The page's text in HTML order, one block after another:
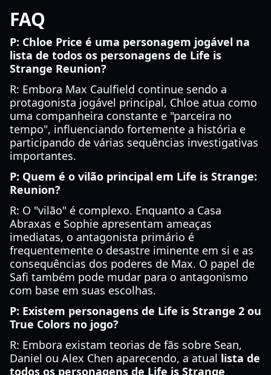
FAQ
P: Chloe Price é uma personagem jogável na
lista de todos os personagens de Life is
Strange Reunion?
R: Embora Max Caulfield continue sendo a
protagonista jogável principal, Chloe atua como
uma companheira constante e "parceira no
tempo", influenciando fortemente a história e
participando de várias sequências investigativas
importantes.
P: Quem é o vilão principal em Life is Strange:
Reunion?
R: O "vilão" é complexo. Enquanto a Casa
Abraxas e Sophie apresentam ameaças
imediatas, o antagonista primário é
frequentemente o desastre iminente em si e as
consequências dos poderes de Max. O papel de
Safi também pode mudar para o antagonismo
com base em suas escolhas.
P: Existem personagens de Life is Strange 2 ou
True Colors no jogo?
R: Embora existam teorias de fãs sobre Sean,
Daniel ou Alex Chen aparecendo, a atual lista de
todos os personagens de Life is Strange